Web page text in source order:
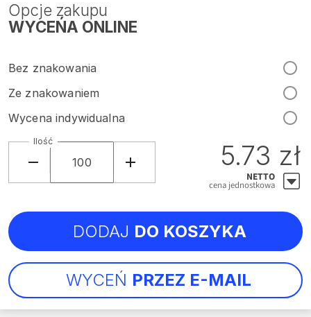
Opcje zakupu
WYCEŃA ONLINE
Bez znakowania
Ze znakowaniem
Wycena indywidualna
Ilość 5.73 zł
NETTO
cena jednostkowa
WYCEŃ PRZEZ E-MAIL
DODAJ DO KOSZYKA